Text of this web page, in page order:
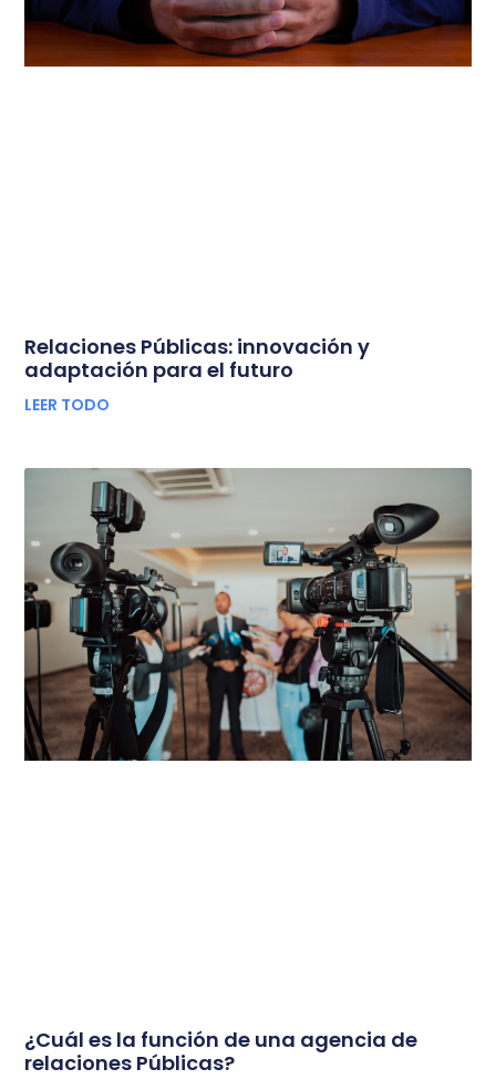
Relaciones Públicas: innovación y
adaptación para el futuro
LEER TODO
¿Cuál es la función de una agencia de
relaciones Públicas?